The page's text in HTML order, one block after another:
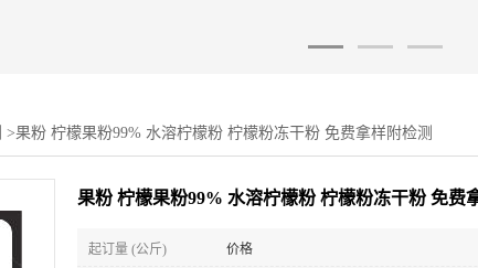
>果粉 柠檬果粉99% 水溶柠檬粉 柠檬粉冻干粉 免费拿样附检测
果粉 柠檬果粉99% 水溶柠檬粉 柠檬粉冻干粉 免费
起订量 (公斤) 价格